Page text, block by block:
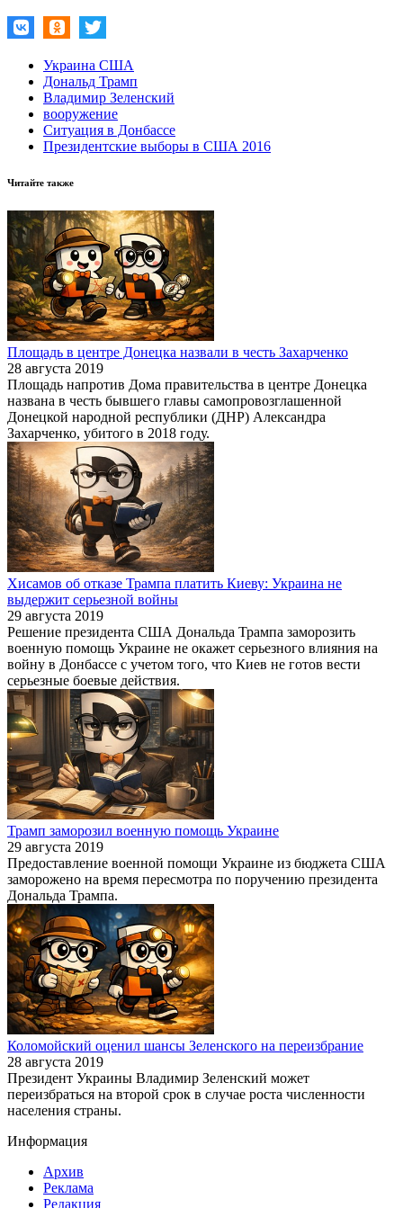
Украина США
Дональд Трамп
Владимир Зеленский
вооружение
Ситуация в Донбассе
Президентские выборы в США 2016
Читайте также
Площадь в центре Донецка назвали в честь Захарченко
28 августа 2019
Площадь напротив Дома правительства в центре Донецка
названа в честь бывшего главы самопровозглашенной
Донецкой народной республики (ДНР) Александра
Захарченко, убитого в 2018 году.
Хисамов об отказе Трампа платить Киеву: Украина не
выдержит серьезной войны
29 августа 2019
Решение президента США Дональда Трампа заморозить
военную помощь Украине не окажет серьезного влияния на
войну в Донбассе с учетом того, что Киев не готов вести
серьезные боевые действия.
Трамп заморозил военную помощь Украине
29 августа 2019
Предоставление военной помощи Украине из бюджета США
заморожено на время пересмотра по поручению президента
Дональда Трампа.
Коломойский оценил шансы Зеленского на переизбрание
28 августа 2019
Президент Украины Владимир Зеленский может
переизбраться на второй срок в случае роста численности
населения страны.
Информация
Архив
Реклама
Редакция